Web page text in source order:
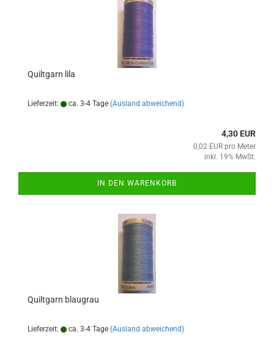
Quiltgarn lila
Lieferzeit: ca. 3-4 Tage (Ausland abweichend)
4,30 EUR
0,02 EUR pro Meter
inkl. 19% MwSt.
IN DEN WARENKORB
Quiltgarn blaugrau
Lieferzeit: ca. 3-4 Tage (Ausland abweichend)